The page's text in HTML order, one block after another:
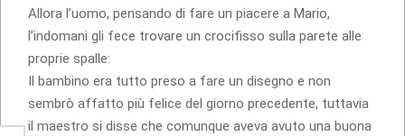
Allora l’uomo, pensando di fare un piacere a Mario,
l’indomani gli fece trovare un crocifisso sulla parete alle
proprie spalle:
Il bambino era tutto preso a fare un disegno e non
sembrò affatto più felice del giorno precedente, tuttavia
il maestro si disse che comunque aveva avuto una buona